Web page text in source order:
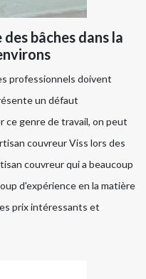
bâches dans la
professionnels doivent
un défaut
genre de travail, on peut
couvreur Viss lors des
couvreur qui a beaucoup
d'expérience en la matière
prix intéressants et